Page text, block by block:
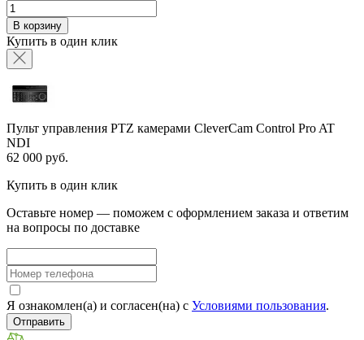
В корзину
Купить в один клик
Пульт управления PTZ камерами CleverCam Control Pro AT
NDI
62 000 руб.
Купить в один клик
Оставьте номер — поможем с оформлением заказа и ответим
на вопросы по доставке
Я ознакомлен(а) и согласен(на) с Условиями пользования.
Отправить